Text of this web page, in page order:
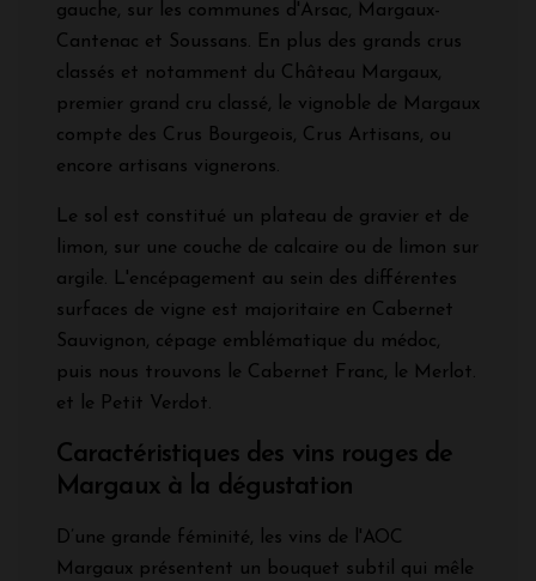
gauche, sur les communes d'Arsac, Margaux-
Cantenac et Soussans. En plus des grands crus
classés et notamment du Château Margaux,
premier grand cru classé, le vignoble de Margaux
compte des Crus Bourgeois, Crus Artisans, ou
encore artisans vignerons.
Le sol est constitué un plateau de gravier et de
limon, sur une couche de calcaire ou de limon sur
argile. L'encépagement au sein des différentes
surfaces de vigne est majoritaire en Cabernet
Sauvignon, cépage emblématique du médoc,
puis nous trouvons le Cabernet Franc, le Merlot.
et le Petit Verdot.
Caractéristiques des vins rouges de
Margaux à la dégustation
D’une grande féminité, les vins de l'AOC
Margaux présentent un bouquet subtil qui mêle